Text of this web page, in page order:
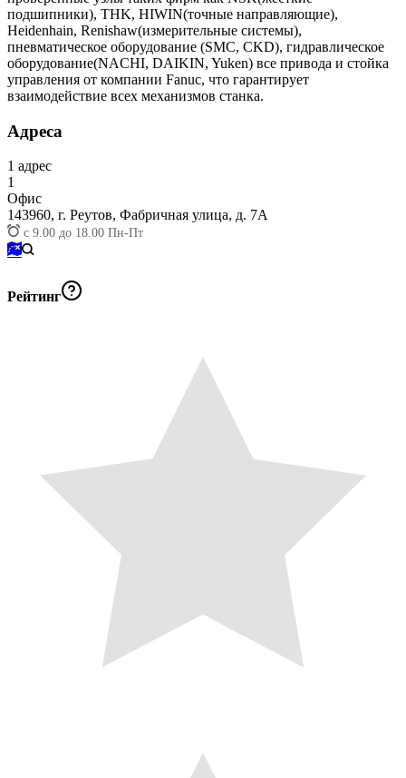
подшипники), THK, HIWIN(точные направляющие),
Heidenhain, Renishaw(измерительные системы),
пневматическое оборудование (SMC, CKD), гидравлическое
оборудование(NACHI, DAIKIN, Yuken) все привода и стойка
управления от компании Fanuc, что гарантирует
взаимодействие всех механизмов станка.
Адреса
1 адрес
1
Офис
143960, г. Реутов, Фабричная улица, д. 7А
с 9.00 до 18.00 Пн-Пт
Рейтинг